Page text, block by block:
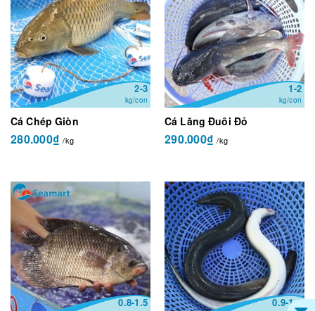
2-3
kg/con
Cá Chép Giòn
280.000₫/kg
1-2
kg/con
Cá Lăng Đuôi Đỏ
290.000₫/kg
0.8-1.5 0.9-1.6